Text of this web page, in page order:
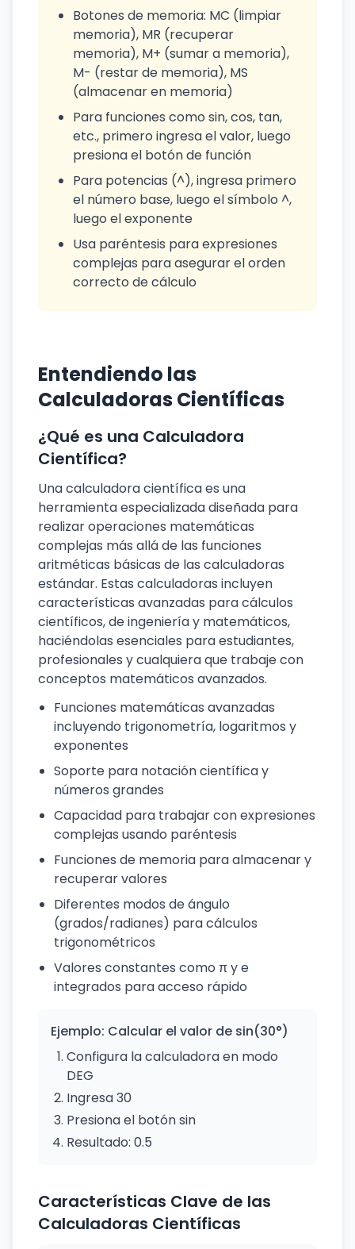
Botones de memoria: MC (limpiar
memoria), MR (recuperar
memoria), M+ (sumar a memoria),
M- (restar de memoria), MS
(almacenar en memoria)
Para funciones como sin, cos, tan,
etc., primero ingresa el valor, luego
presiona el botón de función
Para potencias (^), ingresa primero
el número base, luego el símbolo ^,
luego el exponente
Usa paréntesis para expresiones
complejas para asegurar el orden
correcto de cálculo
Entendiendo las
Calculadoras Científicas
¿Qué es una Calculadora
Científica?
Una calculadora científica es una
herramienta especializada diseñada para
realizar operaciones matemáticas
complejas más allá de las funciones
aritméticas básicas de las calculadoras
estándar. Estas calculadoras incluyen
características avanzadas para cálculos
científicos, de ingeniería y matemáticos,
haciéndolas esenciales para estudiantes,
profesionales y cualquiera que trabaje con
conceptos matemáticos avanzados.
Funciones matemáticas avanzadas
incluyendo trigonometría, logaritmos y
exponentes
Soporte para notación científica y
números grandes
Capacidad para trabajar con expresiones
complejas usando paréntesis
Funciones de memoria para almacenar y
recuperar valores
Diferentes modos de ángulo
(grados/radianes) para cálculos
trigonométricos
Valores constantes como π y e
integrados para acceso rápido
Ejemplo: Calcular el valor de sin(30°)
Configura la calculadora en modo
DEG
Ingresa 30
Presiona el botón sin
Resultado: 0.5
Características Clave de las
Calculadoras Científicas